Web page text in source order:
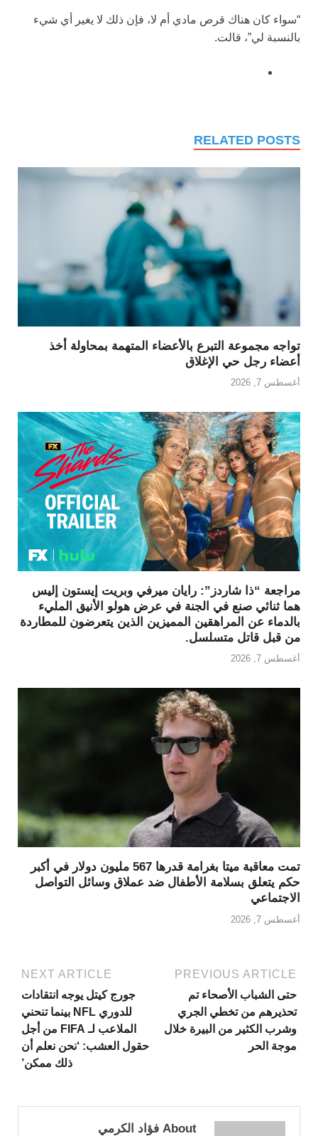
“سواء كان هناك قرص مادي أم لا، فإن ذلك لا يغير أي شيء
بالنسبة لي”، قالت.
RELATED POSTS
تواجه مجموعة التبرع بالأعضاء المتهمة بمحاولة أخذ
أعضاء رجل حي الإغلاق
أغسطس 7, 2026
مراجعة “ذا شاردز”: رايان ميرفي وبريت إيستون إليس
هما ثنائي صنع في الجنة في عرض هولو الأنيق المليء
بالدماء عن المراهقين المميزين الذين يتعرضون للمطاردة
من قبل قاتل متسلسل.
أغسطس 7, 2026
تمت معاقبة ميتا بغرامة قدرها 567 مليون دولار في أكبر
حكم يتعلق بسلامة الأطفال ضد عملاق وسائل التواصل
الاجتماعي
أغسطس 7, 2026
PREVIOUS ARTICLE
حتى الشباب الأصحاء تم
تحذيرهم من تخطي الجري
وشرب الكثير من البيرة خلال
موجة الحر
NEXT ARTICLE
جورج كيتل يوجه انتقادات
للدوري NFL بينما تنحني
الملاعب لـ FIFA من أجل
حقول العشب: ‘نحن نعلم أن
ذلك ممكن’
About فؤاد الكرمي